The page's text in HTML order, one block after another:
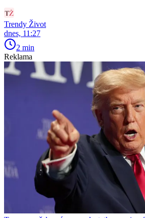
Trendy Život
dnes, 11:27
2 min
Reklama